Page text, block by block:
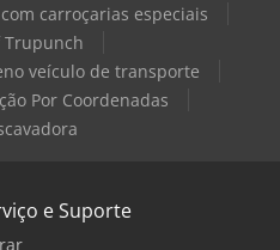
carroçarias especiais
veículo de transporte
Por Coordenadas
e Suporte